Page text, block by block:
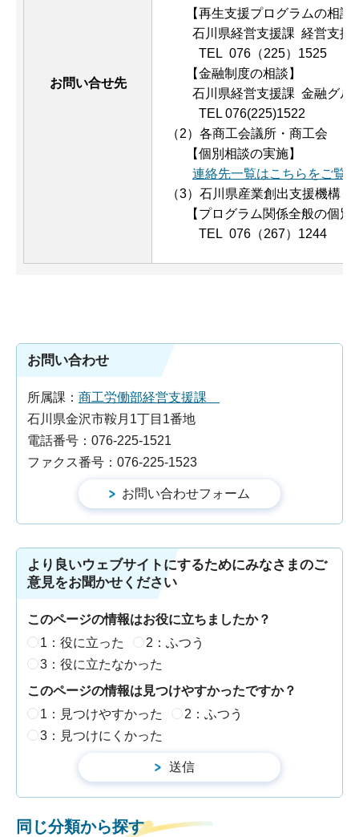
お問い合せ先
【再生支援プログラムの相談
石川県経営支援課 経営支援
TEL 076（225）1525
【金融制度の相談】
石川県経営支援課 金融グル
TEL 076(225)1522
（2）各商工会議所・商工会
【個別相談の実施】
連絡先一覧はこちらをご覧
（3）石川県産業創出支援機構
【プログラム関係全般の個別
TEL 076（267）1244
お問い合わせ
所属課： 商工労働部経営支援課
石川県金沢市鞍月1丁目1番地
電話番号：076-225-1521
ファクス番号：076-225-1523
より良いウェブサイトにするためにみなさまのご
意見をお聞かせください
このページの情報はお役に立ちましたか？
1：役に立った
2：ふつう
3：役に立たなかった
このページの情報は見つけやすかったですか？
1：見つけやすかった
2：ふつう
3：見つけにくかった
同じ分類から探す